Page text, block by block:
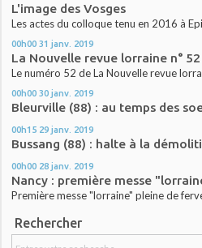
L'image des Vosges
Les actes du colloque tenu en 2016 à
00h00 31 janv. 2019
La Nouvelle revue lorraine n°
Le numéro 52 de La Nouvelle revue
00h00 30 janv. 2019
Bleurville (88) : au temps des
00h15 29 janv. 2019
Bussang (88) : halte à la
00h00 28 janv. 2019
Nancy : première messe
Première messe "lorraine" pleine de
Rechercher